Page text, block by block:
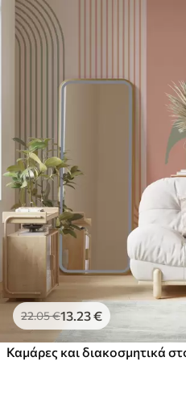
22.05€13 .23€